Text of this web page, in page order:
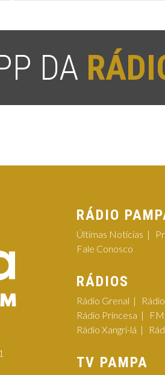
DA
RÁDIO
Últimas Notícias
Fale Conosco
RÁDIOS
Rádio Grenal
Rádio Princesa
Rádio Xangri-lá
TV PAMPA